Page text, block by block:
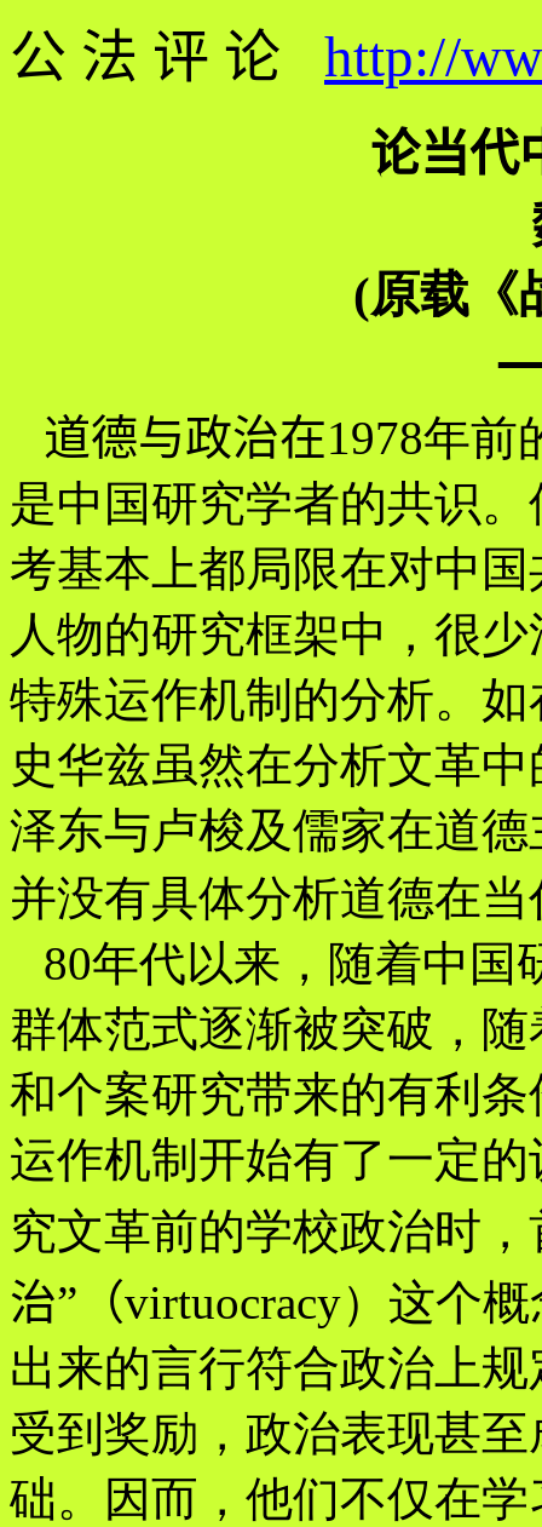
公 法 评 论 http://
论当代
(原载《
道德与政治在1978年前
是中国研究学者的共识
考基本上都局限在对中
人物的研究框架中，很
特殊运作机制的分析。
史华兹虽然在分析文革
泽东与卢梭及儒家在道
并没有具体分析道德在
80年代以来，随着中国
群体范式逐渐被突破，
和个案研究带来的有利
运作机制开始有了一定
究文革前的学校政治时
治” （virtuocracy）这个
出来的言行符合政治上
受到奖励，政治表现甚
础。因而，他们不仅在